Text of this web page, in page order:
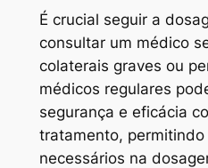
É crucial seguir a
consultar um médico
colaterais graves ou
médicos regulares
segurança e eficácia
tratamento,
necessários na